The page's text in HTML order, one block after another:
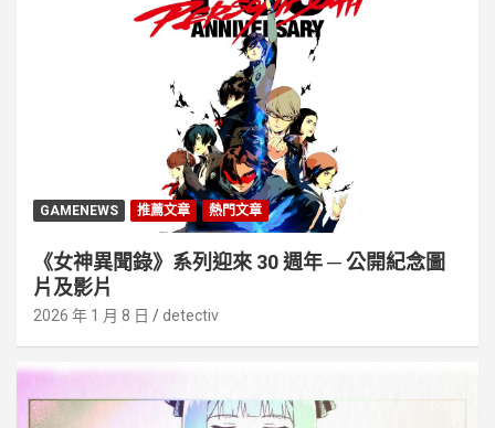
GAMENEWS 推薦文章 熱門文章
《女神異聞錄》系列迎來 30 週年 ─ 公開紀念圖
片及影片
2026 年 1 月 8 日 detectiv